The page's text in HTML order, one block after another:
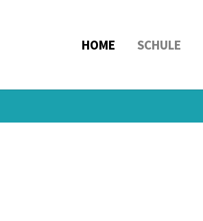
HOME SCHULE